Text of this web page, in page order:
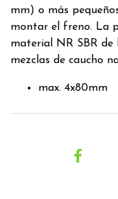
mm) o más
montar el freno. La
material NR SBR de
mezclas de caucho
max. 4x80mm